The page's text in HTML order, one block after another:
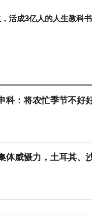
活成3亿人的人生教科书
科：将农忙季节不好
体威慑力，土耳其、